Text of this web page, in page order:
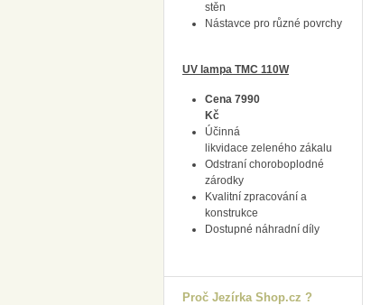
stěn
Nástavce pro různé povrchy
UV lampa TMC 110W
Cena 7990
Kč
Účinná
likvidace zeleného zákalu
Odstraní choroboplodné
zárodky
Kvalitní zpracování a
konstrukce
Dostupné náhradní díly
Proč Jezírka Shop.cz ?